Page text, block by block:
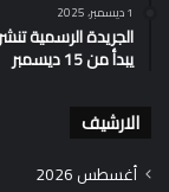
1 ديسمبر، 2025
الجريدة الرسمية
يبدأ من 15 ديسمبر
الارشيف
أغسطس 2026